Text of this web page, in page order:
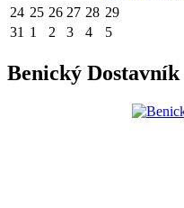
24 25 26 27 28 29
31 1 2 3 4 5
Benický Dostavník